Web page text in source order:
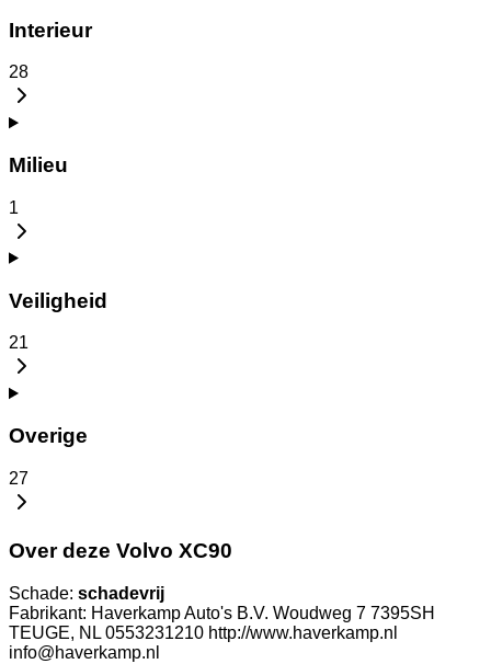
Interieur
28
Milieu
1
Veiligheid
21
Overige
27
Over deze Volvo XC90
Schade: schadevrij
Fabrikant: Haverkamp Auto's B.V. Woudweg 7 7395SH
TEUGE, NL 0553231210 http://www.haverkamp.nl
info@haverkamp.nl